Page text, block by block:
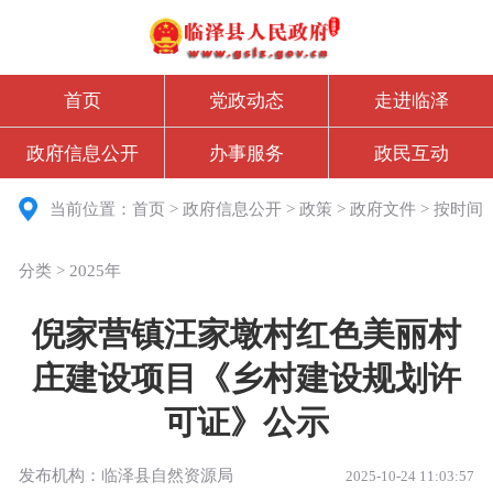
首页 党政动态 走进临泽
政府信息公开 办事服务 政民互动
当前位置：首页 >政府信息公开 >政策 >政府文件 >按时间
分类 > 2025年
倪家营镇汪家墩村红色美丽村
庄建设项目《乡村建设规划许
可证》公示
发布机构：临泽县自然资源局 2025-10-24 11:03:57